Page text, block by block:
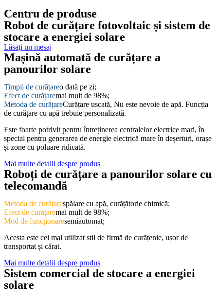
Centru de produse
Robot de curățare fotovoltaic și sistem de
stocare a energiei solare
Lăsaţi un mesaj
Mașină automată de curățare a
panourilor solare
Timpii de curățareo dată pe zi;
Efect de curățaremai mult de 98%;
Metoda de curățareCurățare uscată, Nu este nevoie de apă. Funcția
de curățare cu apă trebuie personalizată.
Este foarte potrivit pentru întreținerea centralelor electrice mari, în
special pentru generarea de energie electrică mare în deșerturi, orașe
și zone cu poluare ridicată.
Mai multe detalii despre produs
Roboți de curățare a panourilor solare cu
telecomandă
Metoda de curățarespălare cu apă, curățătorie chimică;
Efect de curățaremai mult de 98%;
Mod de funcționaresemiautomat;
Acesta este cel mai utilizat stil de firmă de curățenie, ușor de
transportat și cărat.
Mai multe detalii despre produs
Sistem comercial de stocare a energiei
solare